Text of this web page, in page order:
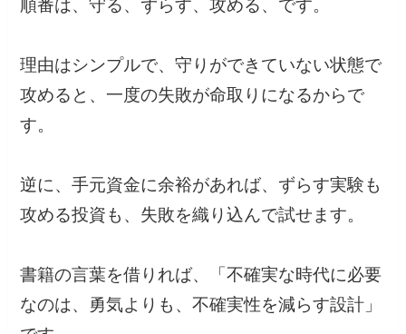
順番は、守る、ずらす、攻める、です。
理由はシンプルで、守りができていない状態で
攻めると、一度の失敗が命取りになるからで
す。
逆に、手元資金に余裕があれば、ずらす実験も
攻める投資も、失敗を織り込んで試せます。
書籍の言葉を借りれば、「不確実な時代に必要
なのは、勇気よりも、不確実性を減らす設計」